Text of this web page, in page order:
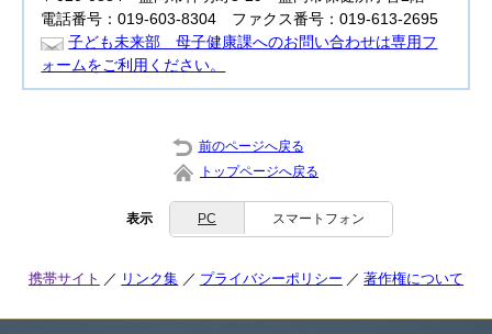
電話番号：019-603-8304 ファクス番号：019-613-2695
子ども未来部 母子健康課へのお問い合わせは専用フ
ォームをご利用ください。
前のページへ戻る
トップページへ戻る
表示 PC スマートフォン
携帯サイト リンク集 プライバシーポリシー 著作権について